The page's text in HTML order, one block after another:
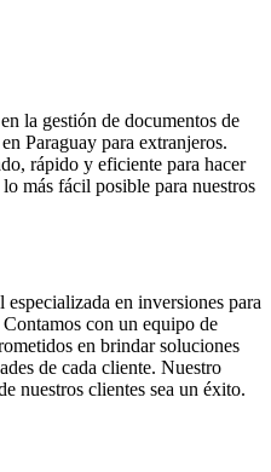
la gestión de documentos de
Paraguay para extranjeros.
rápido y eficiente para hacer
más fácil posible para nuestros
en inversiones para
Contamos con un equipo de
en brindar soluciones
de cada cliente. Nuestro
nuestros clientes sea un éxito.